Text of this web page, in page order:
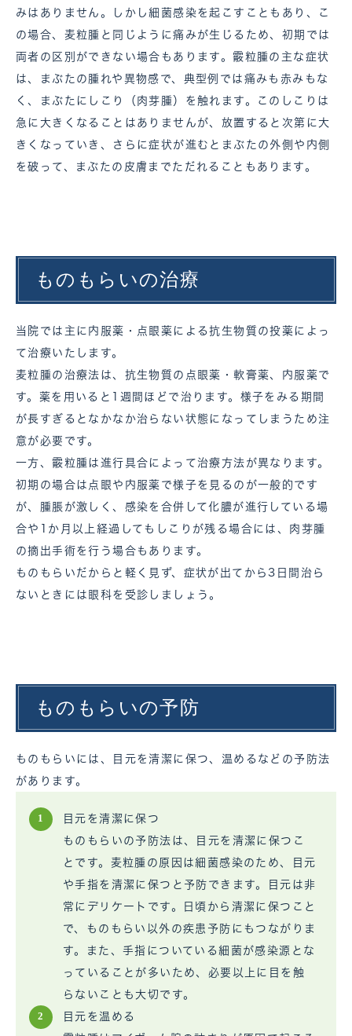
みはありません。しかし細菌感染を起こすこともあり、こ
の場合、麦粒腫と同じように痛みが生じるため、初期では
両者の区別ができない場合もあります。霰粒腫の主な症状
は、まぶたの腫れや異物感で、典型例では痛みも赤みもな
く、まぶたにしこり（肉芽腫）を触れます。このしこりは
急に大きくなることはありませんが、放置すると次第に大
きくなっていき、さらに症状が進むとまぶたの外側や内側
を破って、まぶたの皮膚までただれることもあります。
ものもらいの治療
当院では主に内服薬・点眼薬による抗生物質の投薬によっ
て治療いたします。
麦粒腫の治療法は、抗生物質の点眼薬・軟膏薬、内服薬で
す。薬を用いると1週間ほどで治ります。様子をみる期間
が長すぎるとなかなか治らない状態になってしまうため注
意が必要です。
一方、霰粒腫は進行具合によって治療方法が異なります。
初期の場合は点眼や内服薬で様子を見るのが一般的です
が、腫脹が激しく、感染を合併して化膿が進行している場
合や1か月以上経過してもしこりが残る場合には、肉芽腫
の摘出手術を行う場合もあります。
ものもらいだからと軽く見ず、症状が出てから3日間治ら
ないときには眼科を受診しましょう。
ものもらいの予防
ものもらいには、目元を清潔に保つ、温めるなどの予防法
があります。
目元を清潔に保つ
ものもらいの予防法は、目元を清潔に保つこ
とです。麦粒腫の原因は細菌感染のため、目元
や手指を清潔に保つと予防できます。目元は非
常にデリケートです。日頃から清潔に保つこと
で、ものもらい以外の疾患予防にもつながりま
す。また、手指についている細菌が感染源とな
っていることが多いため、必要以上に目を触
らないことも大切です。
目元を温める